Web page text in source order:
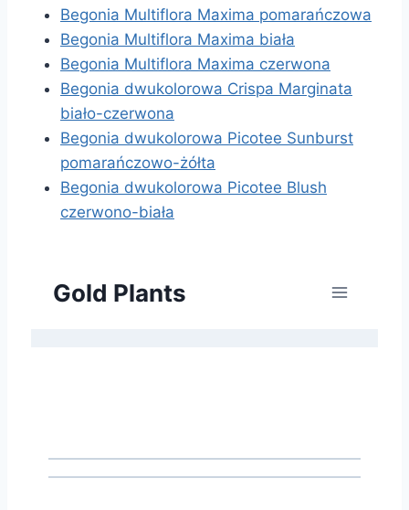
Begonia Multiflora Maxima pomarańczowa
Begonia Multiflora Maxima biała
Begonia Multiflora Maxima czerwona
Begonia dwukolorowa Crispa Marginata
biało-czerwona
Begonia dwukolorowa Picotee Sunburst
pomarańczowo-żółta
Begonia dwukolorowa Picotee Blush
czerwono-biała